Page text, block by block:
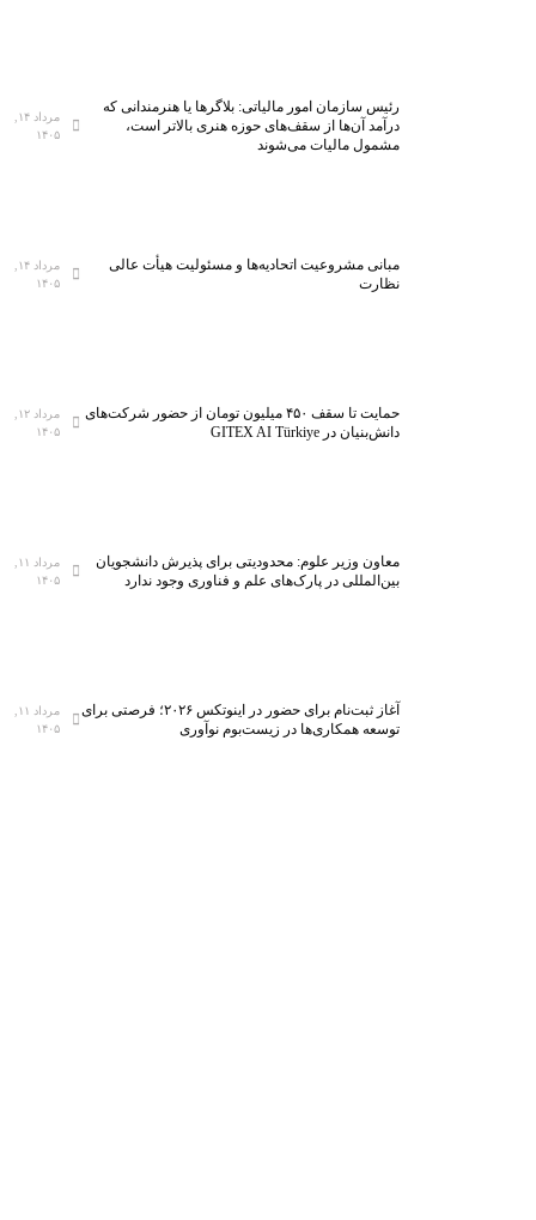
رئیس سازمان امور مالیاتی: بلاگر‌ها یا هنرمندانی که
درآمد آن‌ها از سقف‌های حوزه هنری بالاتر است،
مشمول مالیات می‌شوند
۱۴۰۵
مبانی مشروعیت اتحادیه‌ها و مسئولیت هیأت عالی
نظارت
۱۴۰۵
حمایت تا سقف ۴۵۰ میلیون تومان از حضور شرکت‌های
دانش‌بنیان در GITEX AI Türkiye
۱۴۰۵
معاون وزیر علوم: محدودیتی برای پذیرش دانشجویان
بین‌المللی در پارک‌های علم و فناوری وجود ندارد
۱۴۰۵
آغاز ثبت‌نام برای حضور در اینوتکس ۲۰۲۶؛ فرصتی برای
توسعه همکاری‌ها در زیست‌بوم نوآوری
۱۴۰۵